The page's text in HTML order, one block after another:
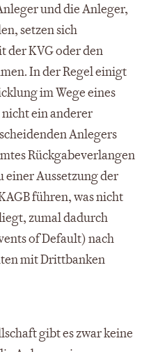
und die Anleger,
setzen sich
der KVG oder den
In der Regel einigt
im Wege eines
ein anderer
Anlegers
Rückgabeverlangen
einer Aussetzung der
führen, was nicht
zumal dadurch
of Default) nach
mit Drittbanken
gibt es zwar keine